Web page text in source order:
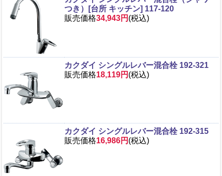
つき）[台所 キッチン] 117-120
販売価格34,943円 (税込)
カクダイ シングルレバー混合栓 192-321
販売価格18,119円 (税込)
カクダイ シングルレバー混合栓 192-315
販売価格16,986円 (税込)